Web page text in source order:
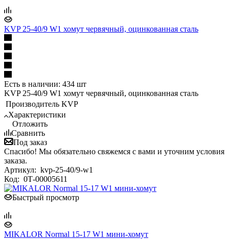
KVP 25-40/9 W1 хомут червячный, оцинкованная сталь
Есть в наличии: 434 шт
KVP 25-40/9 W1 хомут червячный, оцинкованная сталь
Производитель KVP
Характеристики
Отложить
Сравнить
Под заказ
Спасибо! Мы обязательно свяжемся с вами и уточним условия
заказа.
Артикул: kvp-25-40/9-w1
Код: 0Т-00005611
Быстрый просмотр
MIKALOR Normal 15-17 W1 мини-хомут